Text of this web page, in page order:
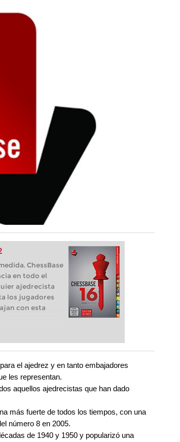
ChessBase
en todo el
ajedrecista
los jugadores
con esta
el ajedrez y en tanto embajadores
les representan.
aquellos ajedrecistas que han dado
más fuerte de todos los tiempos, con una
número 8 en 2005.
de 1940 y 1950 y popularizó una